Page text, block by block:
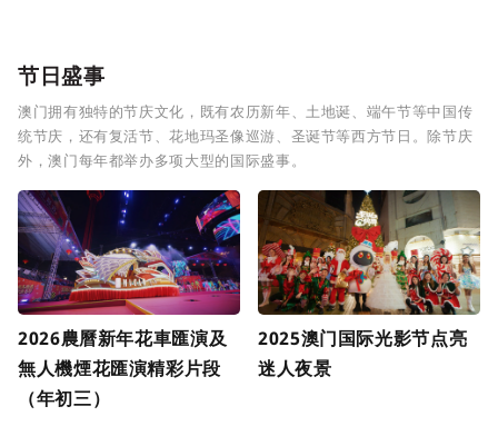
节日盛事
澳门拥有独特的节庆文化，既有农历新年、土地诞、端午节等中国传
统节庆，还有复活节、花地玛圣像巡游、圣诞节等西方节日。除节庆
外，澳门每年都举办多项大型的国际盛事。
2026農曆新年花車匯演及
無人機煙花匯演精彩片段
（年初三）
2025澳门国际光影节点亮
迷人夜景